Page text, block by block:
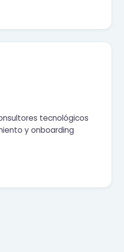
tecnológicos
y onboarding